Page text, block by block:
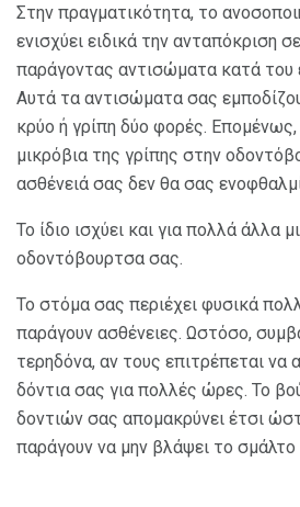
Στην πραγματικότητα, το
ενισχύει ειδικά την ανταπόκριση
παράγοντας αντισώματα κατά του
Αυτά τα αντισώματα σας
κρύο ή γρίπη δύο φορές.
μικρόβια της γρίπης στην
ασθένειά σας δεν θα σας
Το ίδιο ισχύει και για πολλά άλλα
οδοντόβουρτσα σας.
Το στόμα σας περιέχει φυσικά
παράγουν ασθένειες. Ωστόσο,
τερηδόνα, αν τους επιτρέπεται να
δόντια σας για πολλές ώρες. Το
δοντιών σας απομακρύνει έτσι
παράγουν να μην βλάψει το